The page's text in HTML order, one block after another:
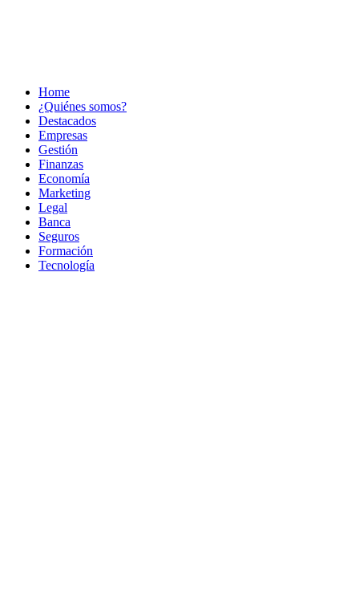
Home
¿Quiénes somos?
Destacados
Empresas
Gestión
Finanzas
Economía
Marketing
Legal
Banca
Seguros
Formación
Tecnología